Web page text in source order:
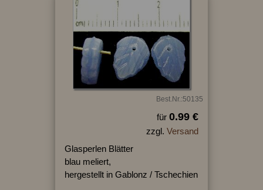
Best.Nr.:50135
für 0.99 €
zzgl. Versand
Glasperlen Blätter
blau meliert,
hergestellt in Gablonz / Tschechien